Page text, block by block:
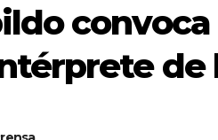
de